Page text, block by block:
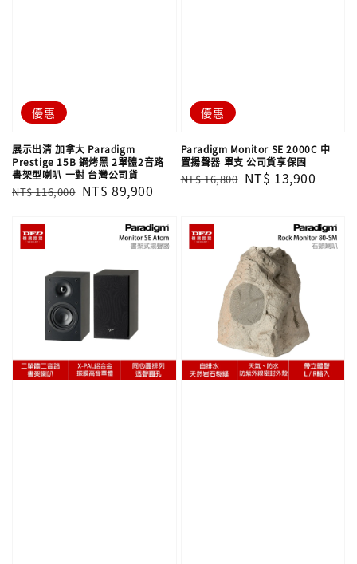
優惠
展示出清 加拿大 Paradigm
Prestige 15B 鋼烤黑 2單體2音路
書架型喇叭 一對 台灣公司貨
Regular
NT$ 116,000 Sale
NT$ 89,900
優惠
Paradigm Monitor SE 2000C 中
置揚聲器 單支 公司貨享保固
Regular
NT$ 16,800 Sale
NT$ 13,900